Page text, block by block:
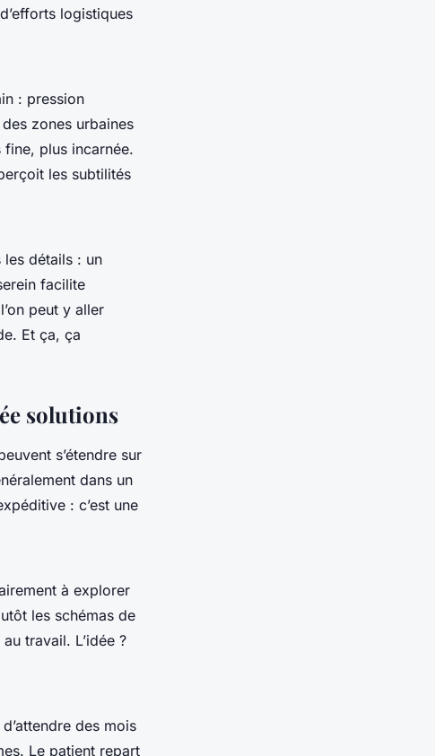
logistiques
: pression
zones urbaines
plus incarnée.
les subtilités
détails : un
facilite
peut y aller
Et ça, ça
solutions
s’étendre sur
dans un
: c’est une
à explorer
les schémas de
travail. L’idée ?
des mois
Le patient repart